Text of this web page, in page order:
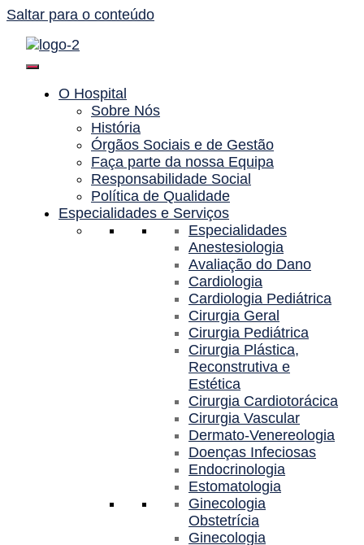
Saltar para o conteúdo
O Hospital
Sobre Nós
História
Órgãos Sociais e de Gestão
Faça parte da nossa Equipa
Responsabilidade Social
Política de Qualidade
Especialidades e Serviços
Especialidades
Anestesiologia
Avaliação do Dano
Cardiologia
Cardiologia Pediátrica
Cirurgia Geral
Cirurgia Pediátrica
Cirurgia Plástica,
Reconstrutiva e
Estética
Cirurgia Cardiotorácica
Cirurgia Vascular
Dermato-Venereologia
Doenças Infeciosas
Endocrinologia
Estomatologia
Ginecologia
Obstetrícia
Ginecologia